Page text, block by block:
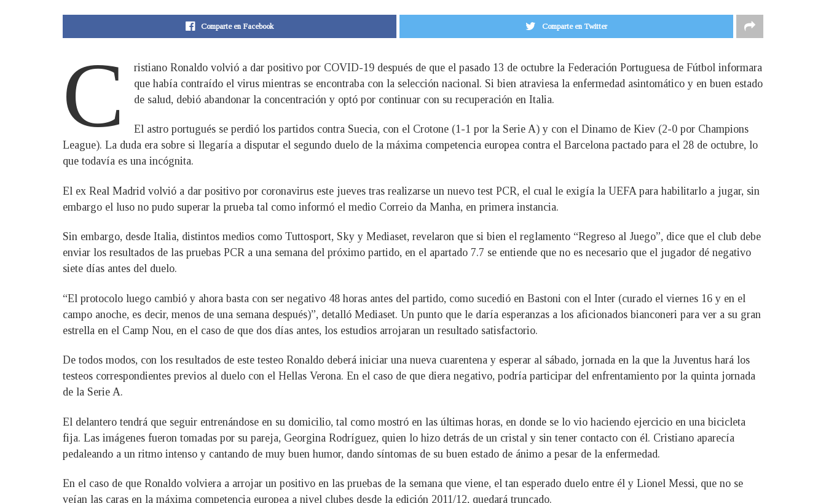
Comparte en Facebook Comparte en Twitter
C
ristiano Ronaldo volvió a dar positivo por COVID-19 después de que el pasado 13 de octubre la Federación Portuguesa de Fútbol informara
que había contraído el virus mientras se encontraba con la selección nacional. Si bien atraviesa la enfermedad asintomático y en buen estado
de salud, debió abandonar la concentración y optó por continuar con su recuperación en Italia.
El astro portugués se perdió los partidos contra Suecia, con el Crotone (1-1 por la Serie A) y con el Dinamo de Kiev (2-0 por Champions
League). La duda era sobre si llegaría a disputar el segundo duelo de la máxima competencia europea contra el Barcelona pactado para el 28 de octubre, lo
que todavía es una incógnita.
El ex Real Madrid volvió a dar positivo por coronavirus este jueves tras realizarse un nuevo test PCR, el cual le exigía la UEFA para habilitarlo a jugar, sin
embargo el luso no pudo superar la prueba tal como informó el medio Correio da Manha, en primera instancia.
Sin embargo, desde Italia, distintos medios como Tuttosport, Sky y Mediaset, revelaron que si bien el reglamento “Regreso al Juego”, dice que el club debe
enviar los resultados de las pruebas PCR a una semana del próximo partido, en el apartado 7.7 se entiende que no es necesario que el jugador dé negativo
siete días antes del duelo.
“El protocolo luego cambió y ahora basta con ser negativo 48 horas antes del partido, como sucedió en Bastoni con el Inter (curado el viernes 16 y en el
campo anoche, es decir, menos de una semana después)”, detalló Mediaset. Un punto que le daría esperanzas a los aficionados bianconeri para ver a su gran
estrella en el Camp Nou, en el caso de que dos días antes, los estudios arrojaran un resultado satisfactorio.
De todos modos, con los resultados de este testeo Ronaldo deberá iniciar una nueva cuarentena y esperar al sábado, jornada en la que la Juventus hará los
testeos correspondientes previos al duelo con el Hellas Verona. En el caso de que diera negativo, podría participar del enfrentamiento por la quinta jornada
de la Serie A.
El delantero tendrá que seguir entrenándose en su domicilio, tal como mostró en las últimas horas, en donde se lo vio haciendo ejercicio en una bicicleta
fija. Las imágenes fueron tomadas por su pareja, Georgina Rodríguez, quien lo hizo detrás de un cristal y sin tener contacto con él. Cristiano aparecía
pedaleando a un ritmo intenso y cantando de muy buen humor, dando síntomas de su buen estado de ánimo a pesar de la enfermedad.
En el caso de que Ronaldo volviera a arrojar un positivo en las pruebas de la semana que viene, el tan esperado duelo entre él y Lionel Messi, que no se
veían las caras en la máxima competencia europea a nivel clubes desde la edición 2011/12, quedará truncado.